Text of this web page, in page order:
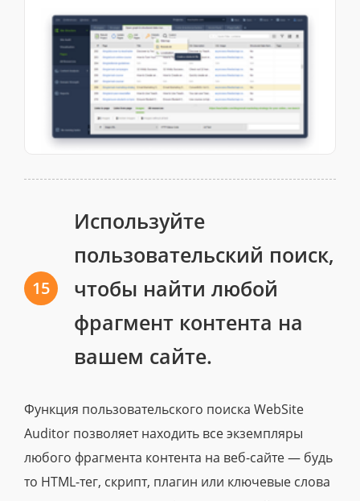
15
Используйте
пользовательский поиск,
чтобы найти любой
фрагмент контента на
вашем сайте.
Функция пользовательского поиска WebSite
Auditor позволяет находить все экземпляры
любого фрагмента контента на веб-сайте — будь
то HTML-тег, скрипт, плагин или ключевые слова